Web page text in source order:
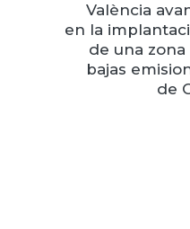
València
en la
de una zona
bajas
de